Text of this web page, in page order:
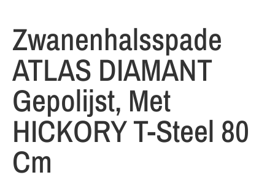
Zwanenhalsspade
ATLAS DIAMANT
Gepolijst, Met
HICKORY T-Steel 80
Cm